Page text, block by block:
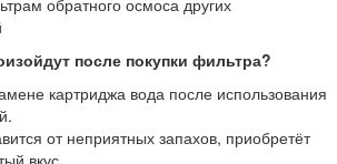
после покупки фильтра?
картриджа вода после использования
от неприятных запахов, приобретёт
вкус.